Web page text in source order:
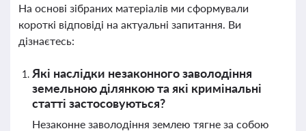
На основі зібраних матеріалів ми сформували
короткі відповіді на актуальні запитання. Ви
дізнаєтесь:
Які наслідки незаконного заволодіння
земельною ділянкою та які кримінальні
статті застосовуються?
Незаконне заволодіння землею тягне за собою